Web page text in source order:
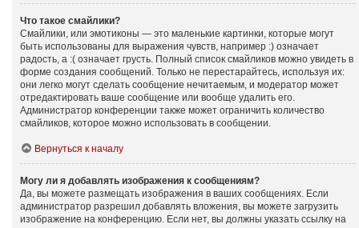
Что такое смайлики?
Смайлики, или эмотиконы — это маленькие картинки, которые могут
быть использованы для выражения чувств, например :) означает
радость, а :( означает грусть. Полный список смайликов можно увидеть в
форме создания сообщений. Только не перестарайтесь, используя их:
они легко могут сделать сообщение нечитаемым, и модератор может
отредактировать ваше сообщение или вообще удалить его.
Администратор конференции также может ограничить количество
смайликов, которое можно использовать в сообщении.
Вернуться к началу
Могу ли я добавлять изображения к сообщениям?
Да, вы можете размещать изображения в ваших сообщениях. Если
администратор разрешил добавлять вложения, вы можете загрузить
изображение на конференцию. Если нет, вы должны указать ссылку на